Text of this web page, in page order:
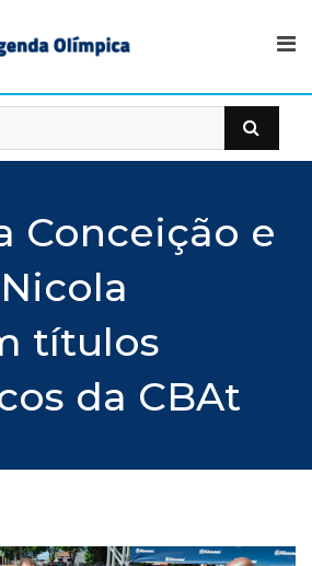
Conceição e
títulos
da CBAt